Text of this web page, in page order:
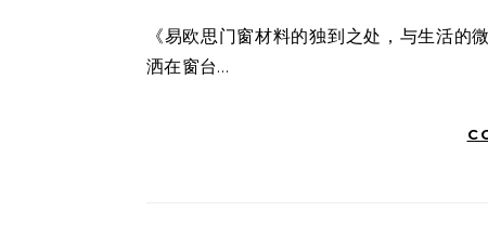
《易欧思门窗材料的独到之处，与生活的微妙联系》在那个初春的午后，阳光透过薄薄的云层，懒洋洋地
洒在窗台…